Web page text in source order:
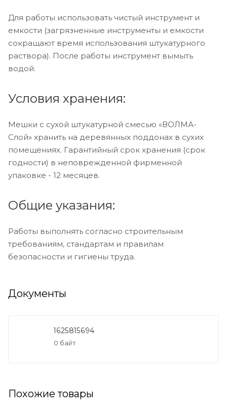
Для работы использовать чистый инструмент и
емкости (загрязненные инструменты и емкости
сокращают время использования штукатурного
раствора). После работы инструмент вымыть
водой.
Условия хранения:
Мешки с сухой штукатурной смесью «ВОЛМА-
Слой» хранить на деревянных поддонах в сухих
помещениях. Гарантийный срок хранения (срок
годности) в неповрежденной фирменной
упаковке - 12 месяцев.
Общие указания:
Работы выполнять согласно строительным
требованиям, стандартам и правилам
безопасности и гигиены труда.
Документы
1625815694
0 байт
Похожие товары